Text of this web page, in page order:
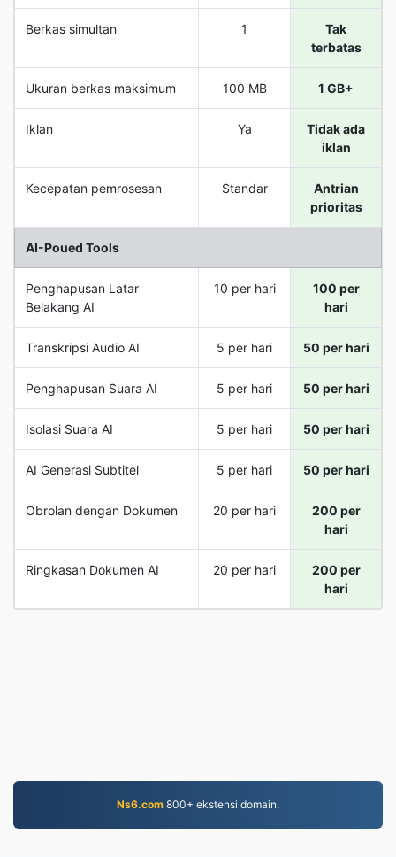
Berkas simultan 1
Tak
terbatas
Ukuran berkas maksimum 100 MB 1 GB+
Iklan Ya
Tidak ada
iklan
Kecepatan pemrosesan Standar
Antrian
prioritas
AI-Poued Tools
Penghapusan Latar
Belakang AI
10 per hari
100 per
hari
Transkripsi Audio AI 5 per hari 50 per hari
Penghapusan Suara AI 5 per hari 50 per hari
Isolasi Suara AI 5 per hari 50 per hari
AI Generasi Subtitel 5 per hari 50 per hari
Obrolan dengan Dokumen 20 per hari
200 per
hari
Ringkasan Dokumen AI 20 per hari
200 per
hari
Ns6.com 800+ ekstensi domain.